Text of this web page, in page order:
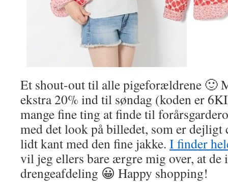
Et shout-out til alle pigeforældrene 🙂
ekstra 20% ind til søndag (koden er
mange fine ting at finde til
med det look på billedet, som er dejligt
lidt kant med den fine jakke. I finder
vil jeg ellers bare ærgre mig over, at de
drengeafdeling 😀 Happy shopping!